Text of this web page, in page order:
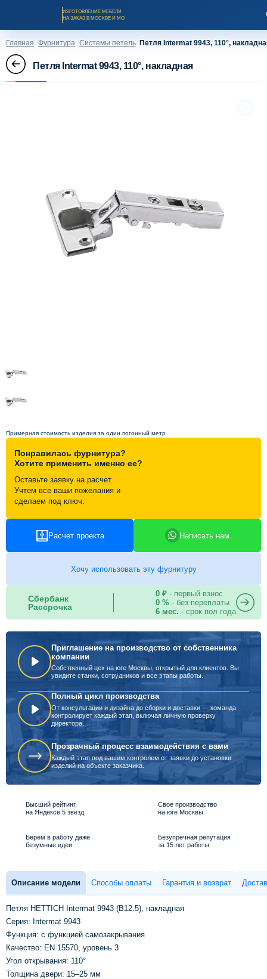
ИЗГОТОВЛЕНИЕ МЕБЕЛИ
НА ЗАКАЗ В МОСКВЕ И МО
Оплата и доставка
Рассрочка и кредит
Контакты
Главная Фурнитура Системы петель Петля Intermat 9943, 110°,
Петля Intermat 9943, 110°, накладная
Примерная стоимость изделия за один погонный метр
Понравилась фурнитура?
Хотите применить именно ее?
Оставьте заявку на расчет.
Учтем все ваши пожелания и
сделаем под ключ.
Расчет проекта Написать нам
Хочу использовать эту фурнитуру
Сбербанк
Рассрочка
0 ₽- первый взнос
0 %- без переплаты
6 мес. - срок пол года
Приглашение на производство от собственника
компании
Собственный цех на юге Москвы, открытый для клиентов. Вы
увидите станки, сотрудников и все этапы работы.
Полный цикл производства
От консультации и дизайна до сборки и доставки — команда
контролирует каждый этап, включая личную проверку
директора.
Прозрачный процесс взаимодействия с вами
Каждый этап под вашим контролем от заявки до установки
изделий на объекте заказчика.
Высший рейтинг,
на Яндексе 5 звезд
Свое производство
на юге Москвы
Берем в работу даже
безумные идеи
Безупречная репутация
за 15 лет работы
Описание модели Способы оплаты Гарантия и возврат
Петля HETTICH Intermat 9943 (B12.5), накладная
Серия: Intermat 9943
Функция: с функцией самозакрывания
Качество: EN 15570, уровень 3
Угол открывания: 110°
Толщина двери: 15–25 мм